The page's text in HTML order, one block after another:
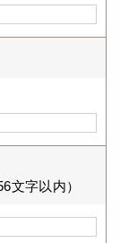
文字以内）